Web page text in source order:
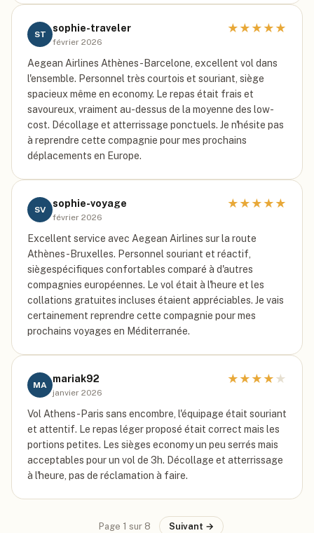
ST
sophie-traveler
février 2026
★ ★ ★ ★ ★
Aegean Airlines Athènes-Barcelone, excellent vol dans
l'ensemble. Personnel très courtois et souriant, siège
spacieux même en economy. Le repas était frais et
savoureux, vraiment au-dessus de la moyenne des low-
cost. Décollage et atterrissage ponctuels. Je n'hésite pas
à reprendre cette compagnie pour mes prochains
déplacements en Europe.
SV
sophie-voyage
février 2026
★ ★ ★ ★ ★
Excellent service avec Aegean Airlines sur la route
Athènes-Bruxelles. Personnel souriant et réactif,
siègespécifiques confortables comparé à d'autres
compagnies européennes. Le vol était à l'heure et les
collations gratuites incluses étaient appréciables. Je vais
certainement reprendre cette compagnie pour mes
prochains voyages en Méditerranée.
MA
mariak92
janvier 2026
★ ★ ★ ★ ★
Vol Athens-Paris sans encombre, l'équipage était souriant
et attentif. Le repas léger proposé était correct mais les
portions petites. Les sièges economy un peu serrés mais
acceptables pour un vol de 3h. Décollage et atterrissage
à l'heure, pas de réclamation à faire.
Page 1 sur 8 Suivant →